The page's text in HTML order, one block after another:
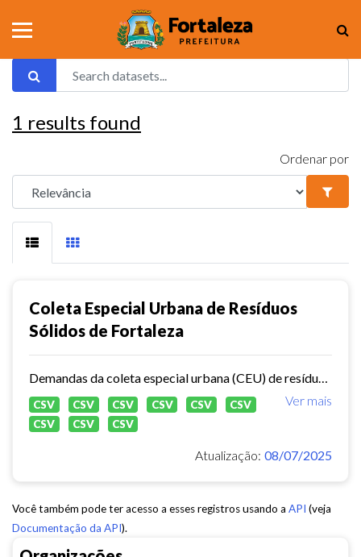
1 results found
Ordenar por
Coleta Especial Urbana de Resíduos
Sólidos de Fortaleza
Ver mais
CSV CSV CSV CSV CSV
CSV
CSV
CSV CSV
Atualização: 08/07/2025
Você também pode ter acesso a esses registros usando a API (veja
Documentação da API).